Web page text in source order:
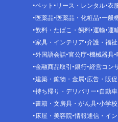
ペット リース・レンタル 衣
医薬品 医薬品・化粧品 一般
飲料・たばこ・飼料 運輸 運
家具・インテリア 介護・福祉
外国語会話 官公庁 機械器具
金融商品取引 銀行 経営コン
建築・鉱物・金属 広告・販促
持ち帰り・デリバリー 自動
書籍・文房具・がん具 小学
床屋・美容院 情報通信・イ